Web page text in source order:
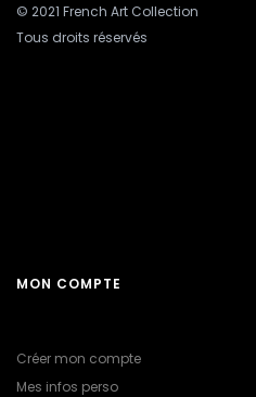
© 2021 French Art Collection
Tous droits réservés
MON COMPTE
Créer mon compte
Mes infos perso